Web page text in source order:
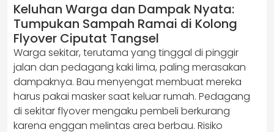
Keluhan Warga dan Dampak Nyata:
Tumpukan Sampah Ramai di Kolong
Flyover Ciputat Tangsel
Warga sekitar, terutama yang tinggal di pinggir
jalan dan pedagang kaki lima, paling merasakan
dampaknya. Bau menyengat membuat mereka
harus pakai masker saat keluar rumah. Pedagang
di sekitar flyover mengaku pembeli berkurang
karena enggan melintas area berbau. Risiko